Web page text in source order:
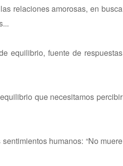
relaciones amorosas, en busca
equilibrio, fuente de respuestas
que necesitamos percibir
humanos: “No muere